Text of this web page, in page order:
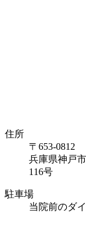
住所
〒653-0812
兵庫県神戸
116号
駐車場
当院前のダ